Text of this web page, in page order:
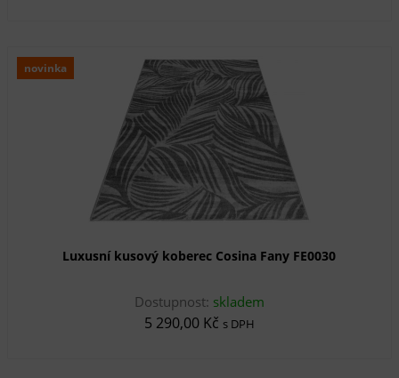
novinka
Luxusní kusový koberec Cosina Fany FE0030
Dostupnost: skladem
5 290,00 Kč s DPH